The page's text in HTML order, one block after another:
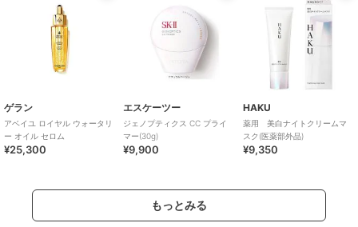
ゲラン
アベイユ ロイヤル ウォータリ
ー オイル セロム
¥25,300
エスケーツー
ジェノプティクス CC プライ
マー(30g)
¥9,900
HAKU
薬用 美白ナイトクリームマ
スク(医薬部外品)
¥9,350
もっとみる